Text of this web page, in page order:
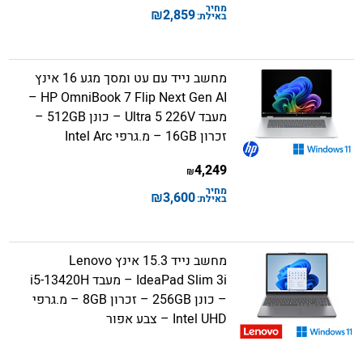
מחיר
באילת:2,859
₪
מחשב נייד עם עט ומסך מגע 16 אינץ
HP OmniBook 7 Flip Next Gen AI –
מעבד Ultra 5 226V – כונן 512GB –
זכרון 16GB – מ.גרפי Intel Arc
4,249
₪
מחיר
באילת:3,600
₪
מחשב נייד 15.3 אינץ Lenovo
IdeaPad Slim 3i – מעבד i5-13420H
– כונן 256GB – זכרון 8GB – מ.גרפי
Intel UHD – צבע אפור